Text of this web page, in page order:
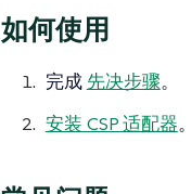
如何使用
完成 先决步骤。
安装 CSP 适配器。